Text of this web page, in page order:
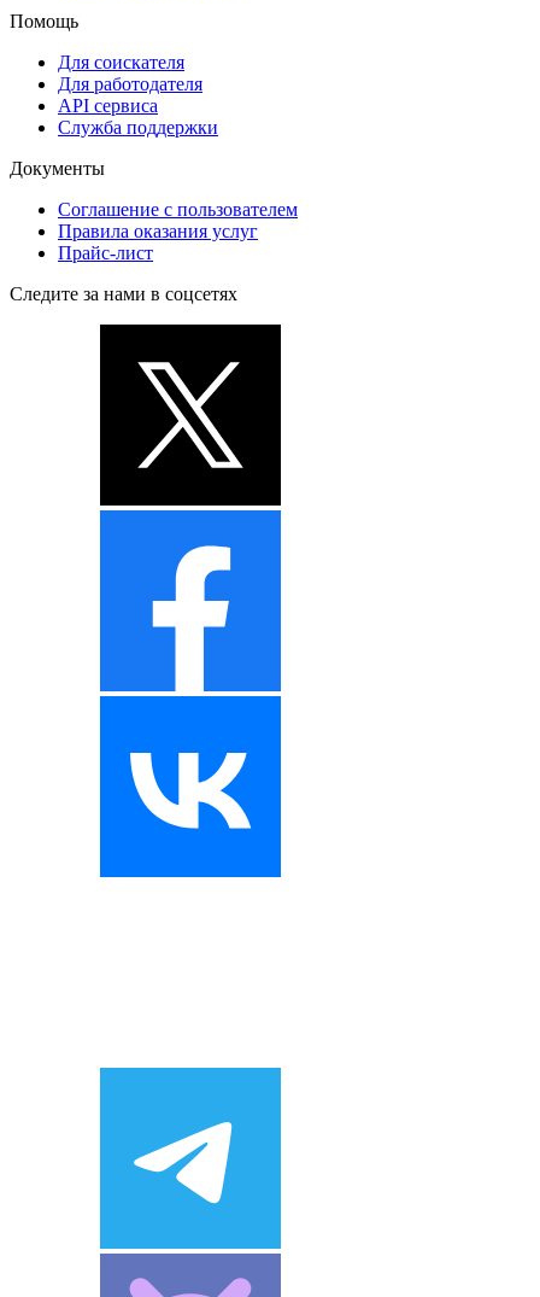
Помощь
Для соискателя
Для работодателя
API сервиса
Служба поддержки
Документы
Соглашение с пользователем
Правила оказания услуг
Прайс-лист
Следите за нами в соцсетях